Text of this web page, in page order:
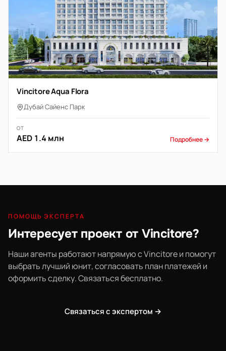
Vincitore Aqua Flora
Дубай Сайенс Парк
ОТ
AED 1.4 млн Подробнее →
ПОМОЩЬ ЭКСПЕРТА
Интересует проект от Vincitore?
Наши агенты работают напрямую с Vincitore и помогут
выбрать лучший юнит, согласовать план платежей и
оформить сделку. Связаться бесплатно.
Связаться с экспертом →